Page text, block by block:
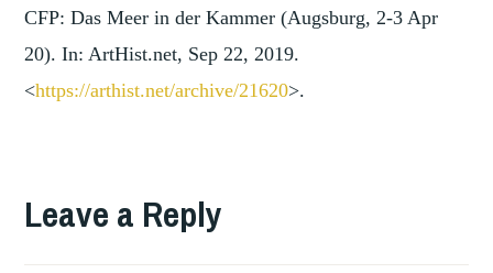
CFP: Das Meer in der Kammer (Augsburg, 2-3 Apr
20). In: ArtHist.net, Sep 22, 2019.
<https://arthist.net/archive/21620>.
COLLECTING
Leave a Reply